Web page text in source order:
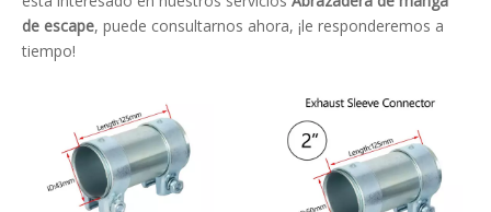
de escape, puede consultarnos ahora, ¡le responderemos a
tiempo!